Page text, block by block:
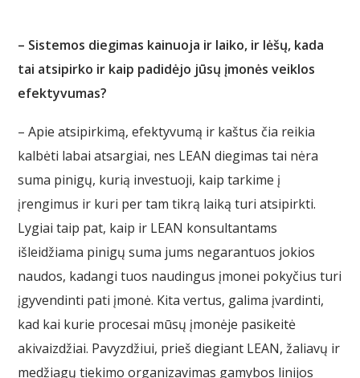
– Sistemos diegimas kainuoja ir laiko, ir lėšų, kada
tai atsipirko ir kaip padidėjo jūsų įmonės veiklos
efektyvumas?
– Apie atsipirkimą, efektyvumą ir kaštus čia reikia
kalbėti labai atsargiai, nes LEAN diegimas tai nėra
suma pinigų, kurią investuoji, kaip tarkime į
įrengimus ir kuri per tam tikrą laiką turi atsipirkti.
Lygiai taip pat, kaip ir LEAN konsultantams
išleidžiama pinigų suma jums negarantuos jokios
naudos, kadangi tuos naudingus įmonei pokyčius turi
įgyvendinti pati įmonė. Kita vertus, galima įvardinti,
kad kai kurie procesai mūsų įmonėje pasikeitė
akivaizdžiai. Pavyzdžiui, prieš diegiant LEAN, žaliavų ir
medžiagų tiekimo organizavimas gamybos linijos